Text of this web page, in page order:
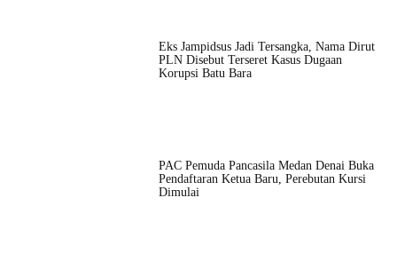
Eks Jampidsus Jadi Tersangka, Nama Dirut
PLN Disebut Terseret Kasus Dugaan
Korupsi Batu Bara
PAC Pemuda Pancasila Medan Denai Buka
Pendaftaran Ketua Baru, Perebutan Kursi
Dimulai